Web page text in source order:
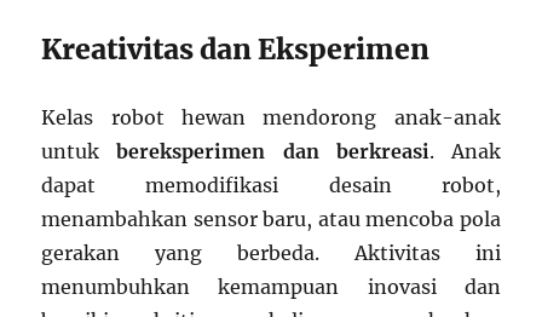
Kreativitas dan Eksperimen
Kelas robot hewan mendorong anak-anak
untukbereksperimen dan berkreasi. Anak
dapat memodifikasi desain robot,
menambahkan sensor baru, atau mencoba pola
gerakan yang berbeda. Aktivitas ini
menumbuhkan kemampuan inovasi dan